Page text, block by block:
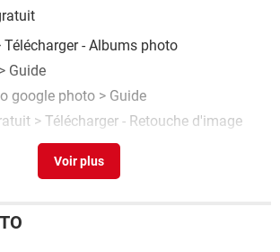
Télécharger - Albums photo
> Guide
google photo > Guide
> Télécharger - Retouche d'image
ligne gratuit> Guide